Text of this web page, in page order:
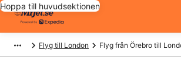
Hoppa till huvudsektionen
Flyg till London Flyg från Örebro till